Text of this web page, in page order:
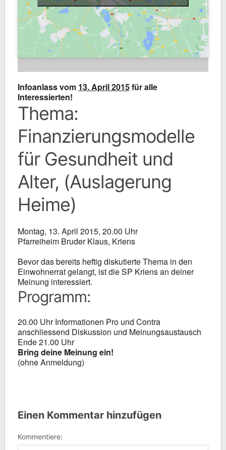
Infoanlass vom 13. April 2015für alle
Interessierten!
Thema:
Finanzierungsmodelle
für Gesundheit und
Alter, (Auslagerung
Heime)
Montag, 13. April 2015, 20.00 Uhr
Pfarreiheim Bruder Klaus, Kriens
Bevor das bereits heftig diskutierte Thema in den
Einwohnerrat gelangt, ist die SP Kriens an deiner
Meinung interessiert.
Programm:
20.00 Uhr Informationen Pro und Contra
anschliessend Diskussion und Meinungsaustausch
Ende 21.00 Uhr
Bring deine Meinung ein!
(ohne Anmeldung)
Einen Kommentar hinzufügen
Kommentiere: